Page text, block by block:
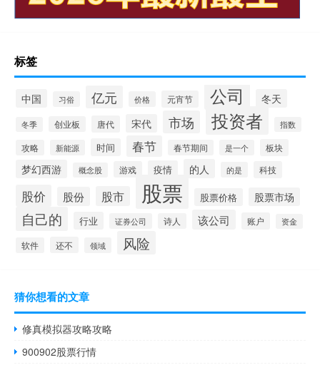
标签
中国 习俗 亿元 价格 元宵节 公司 冬天
冬季 创业板 唐代 宋代 市场 投资者 指数
攻略 新能源 时间 春节 春节期间 是一个 板块
梦幻西游 概念股 游戏 疫情 的人 的是 科技
股价 股份 股市 股票 股票价格 股票市场
自己的 行业 证券公司 诗人 该公司 账户 资金
软件 还不 领域 风险
猜你想看的文章
修真模拟器攻略攻略
900902股票行情